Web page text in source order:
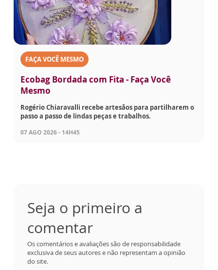
FAÇA VOCÊ MESMO
Ecobag Bordada com Fita - Faça Você
Mesmo
Rogério Chiaravalli recebe artesãos para partilharem o
passo a passo de lindas peças e trabalhos.
07 AGO 2026 - 14H45
Seja o primeiro a
comentar
Os comentários e avaliações são de responsabilidade
exclusiva de seus autores e não representam a opinião
do site.